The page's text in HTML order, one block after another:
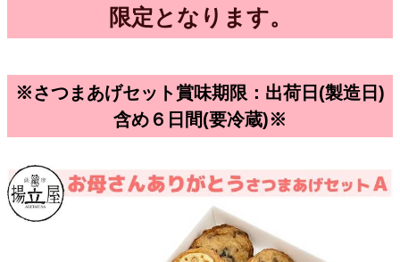
限定となります。
※さつまあげセット賞味期限：出荷日(製造日)
含め６日間(要冷蔵)※